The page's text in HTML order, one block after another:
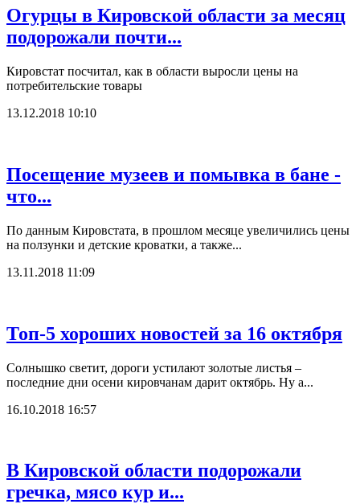
Огурцы в Кировской области за месяц
подорожали почти...
Кировстат посчитал, как в области выросли цены на
потребительские товары
13.12.2018 10:10
Посещение музеев и помывка в бане -
что...
По данным Кировстата, в прошлом месяце увеличились цены
на ползунки и детские кроватки, а также...
13.11.2018 11:09
Топ-5 хороших новостей за 16 октября
Солнышко светит, дороги устилают золотые листья –
последние дни осени кировчанам дарит октябрь. Ну а...
16.10.2018 16:57
В Кировской области подорожали
гречка, мясо кур и...